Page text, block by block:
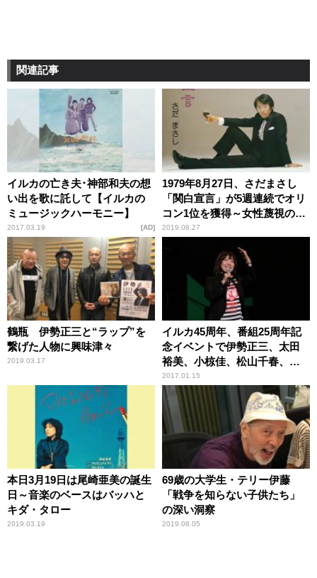
関連記事
イルカの亡き夫･神部和夫の想
い出を歌に託して【イルカの
ミュージックハーモニー】
2017.03.19 AD
1979年8月27日、さだまさし
「関白宣言」が5週連続でオリ
コン1位を獲得～女性蔑視の歌
なのか？
2019.08.27
鶴瓶 伊勢正三と“ラップ”を
繋げた人物に興味津々
2019.03.17
イルカ45周年、番組25周年記
念イベントで伊勢正三、太田
裕美、小椋佳、松山千春、小
田和正、南こうせつがお祝い
2017.01.15
本日3月19日は尾崎亜美の誕生
日～音楽のベースはバッハと
キダ・タロー
2019.03.19
69歳の大学生・テリー伊藤
「戦争を知らない子供たち」
の深い洞察
2019.08.05